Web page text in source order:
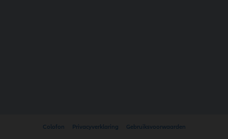
Colofon Privacyverklaring Gebruiksvoorwaarden